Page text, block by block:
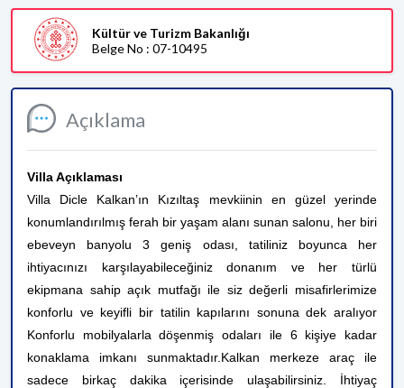
Açıklama
Villa Açıklaması
Villa Dicle Kalkan’ın Kızıltaş mevkiinin en güzel yerinde
konumlandırılmış ferah bir yaşam alanı sunan salonu, her biri
ebeveyn banyolu 3 geniş odası, tatiliniz boyunca her
ihtiyacınızı karşılayabileceğiniz donanım ve her türlü
ekipmana sahip açık mutfağı ile siz değerli misafirlerimize
konforlu ve keyifli bir tatilin kapılarını sonuna dek aralıyor
Konforlu mobilyalarla döşenmiş odaları ile 6 kişiye kadar
konaklama imkanı sunmaktadır.Kalkan merkeze araç ile
sadece birkaç dakika içerisinde ulaşabilirsiniz. İhtiyaç
Kültür ve Turizm Bakanlığı
Belge No : 07-10495